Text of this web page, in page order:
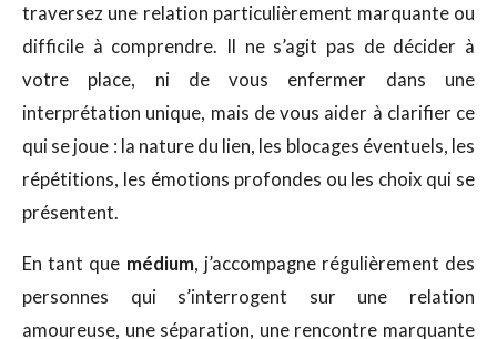
traversez une relation particulièrement marquante ou
difficile à comprendre. Il ne s’agit pas de décider à
votre place, ni de vous enfermer dans une
interprétation unique, mais de vous aider à clarifier ce
qui se joue : la nature du lien, les blocages éventuels, les
répétitions, les émotions profondes ou les choix qui se
présentent.
En tant que médium, j’accompagne régulièrement des
personnes qui s’interrogent sur une relation
amoureuse, une séparation, une rencontre marquante